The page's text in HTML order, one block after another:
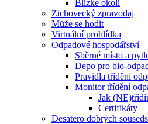
Blízké okolí
Zichovecký zpravodaj
Může se hodit
Virtuální prohlídka
Odpadové hospodářství
Sběrné místo a
Depo pro bio-
Pravidla třídění
Monitor třídění
Jak
Certifikáty
Desatero dobrých